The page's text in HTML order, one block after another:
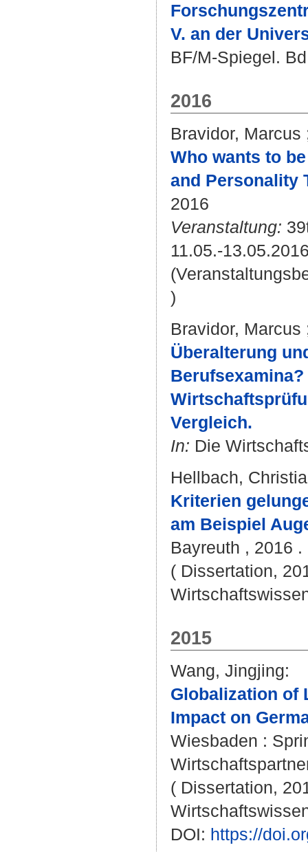
V. an der
BF/M-Spiegel.
2016
Bravidor, Marcus
Who wants to
and Personality
2016
Veranstaltung:
11.05.-
)
Bravidor, Marcus
Überalterung
Vergleich.
In: Die
Hellbach,
Kriterien
am Beispiel
Bayreuth , 2016
( Dissertation,
2015
Wang, Jingjing:
Globalization of
Impact on
Wiesbaden :
( Dissertation,
DOI: https://